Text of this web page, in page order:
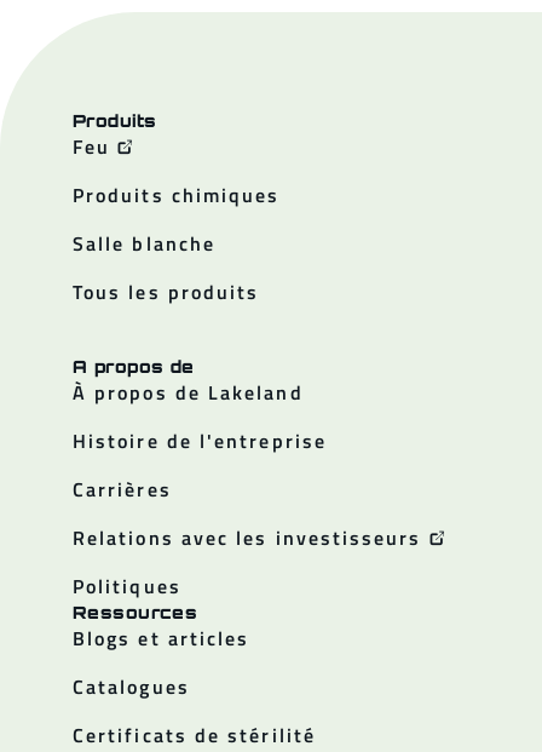
Produits
Feu
Produits chimiques
Salle blanche
Tous les produits
A propos de
À propos de Lakeland
Histoire de l'entreprise
Carrières
Relations avec les investisseurs
Politiques
Ressources
Blogs et articles
Catalogues
Certificats de stérilité